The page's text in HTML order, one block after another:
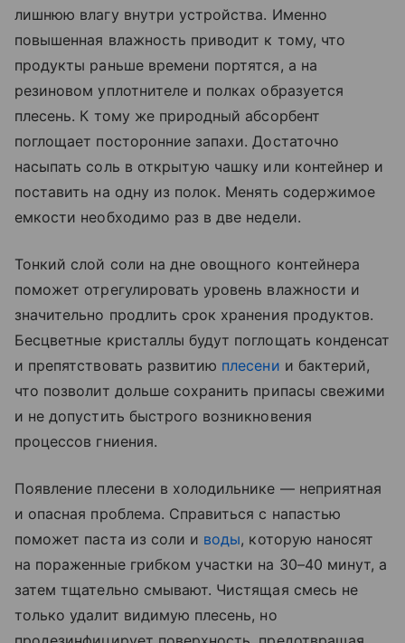
лишнюю влагу внутри устройства. Именно
повышенная влажность приводит к тому, что
продукты раньше времени портятся, а на
резиновом уплотнителе и полках образуется
плесень. К тому же природный абсорбент
поглощает посторонние запахи. Достаточно
насыпать соль в открытую чашку или контейнер и
поставить на одну из полок. Менять содержимое
емкости необходимо раз в две недели.
Тонкий слой соли на дне овощного контейнера
поможет отрегулировать уровень влажности и
значительно продлить срок хранения продуктов.
Бесцветные кристаллы будут поглощать конденсат
и препятствовать развитию плесени и бактерий,
что позволит дольше сохранить припасы свежими
и не допустить быстрого возникновения
процессов гниения.
Появление плесени в холодильнике — неприятная
и опасная проблема. Справиться с напастью
поможет паста из соли и воды, которую наносят
на пораженные грибком участки на 30–40 минут, а
затем тщательно смывают. Чистящая смесь не
только удалит видимую плесень, но